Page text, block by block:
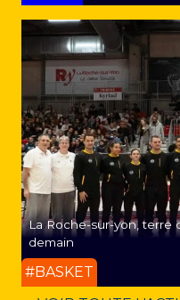
La Roche-sur-yon, terre
demain
#BASKET